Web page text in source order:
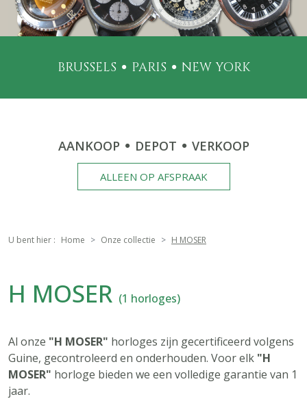
BRUSSELS PARIS NEW YORK
AANKOOP DEPOT VERKOOP
ALLEEN OP AFSPRAAK
U bent hier : Home Onze collectie H MOSER
H MOSER (1 horloges)
Al onze "H MOSER" horloges zijn gecertificeerd volgens
Guine, gecontroleerd en onderhouden. Voor elk "H
MOSER" horloge bieden we een volledige garantie van 1
jaar.